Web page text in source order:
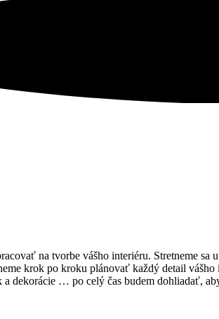
na tvorbe vášho interiéru. Stretneme
krok po kroku plánovať každý detail
a dekorácie … po celý čas budem dohliadať,